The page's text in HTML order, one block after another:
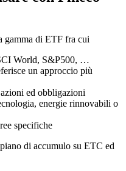
gamma di ETF fra cui
World, S&P500, …
un approccio più
ed obbligazioni
energie rinnovabili o
specifiche
di accumulo su ETC ed